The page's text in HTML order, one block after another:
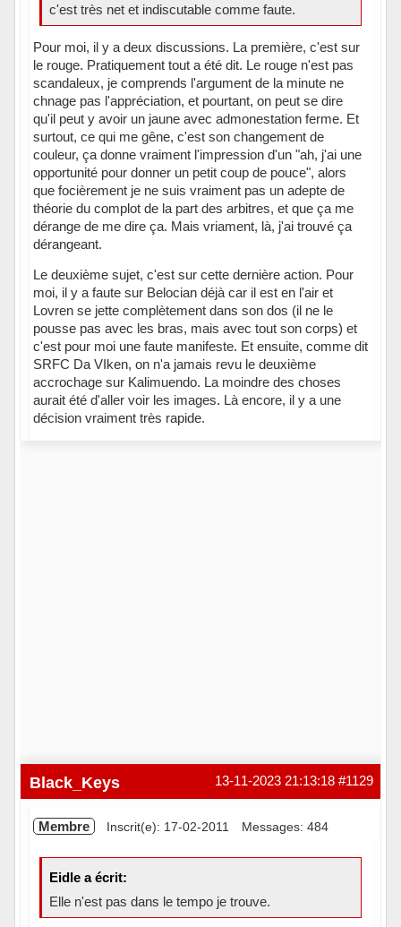
c'est très net et indiscutable comme faute.
Pour moi, il y a deux discussions. La première, c'est sur
le rouge. Pratiquement tout a été dit. Le rouge n'est pas
scandaleux, je comprends l'argument de la minute ne
chnage pas l'appréciation, et pourtant, on peut se dire
qu'il peut y avoir un jaune avec admonestation ferme. Et
surtout, ce qui me gêne, c'est son changement de
couleur, ça donne vraiment l'impression d'un "ah, j'ai une
opportunité pour donner un petit coup de pouce", alors
que focièrement je ne suis vraiment pas un adepte de
théorie du complot de la part des arbitres, et que ça me
dérange de me dire ça. Mais vriament, là, j'ai trouvé ça
dérangeant.
Le deuxième sujet, c'est sur cette dernière action. Pour
moi, il y a faute sur Belocian déjà car il est en l'air et
Lovren se jette complètement dans son dos (il ne le
pousse pas avec les bras, mais avec tout son corps) et
c'est pour moi une faute manifeste. Et ensuite, comme dit
SRFC Da VIken, on n'a jamais revu le deuxième
accrochage sur Kalimuendo. La moindre des choses
aurait été d'aller voir les images. Là encore, il y a une
décision vraiment très rapide.
#1129
13-11-2023 21:13:18
Black_Keys
Membre Inscrit(e): 17-02-2011 Messages: 484
Eidle a écrit:
Elle n'est pas dans le tempo je trouve.